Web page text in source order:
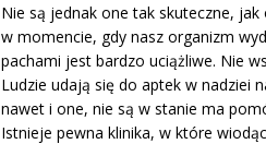
Nie są jednak one tak skuteczne,
w momencie, gdy nasz organizm
pachami jest bardzo uciążliwe. Nie
Ludzie udają się do aptek w nadziei
nawet i one, nie są w stanie ma
Istnieje pewna klinika, w które